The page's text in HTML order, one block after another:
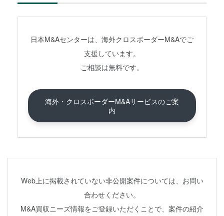
日本M&Aセンターは、海外クロスボーダーM&Aでご
支援しています。
ご相談は無料です。
海外・クロスボーダーM&Aサービスのご案
内
Web上に掲載されていない非公開案件については、お問い
合わせください。
M&A買収ニーズ情報をご登録いただくことで、案件の紹介